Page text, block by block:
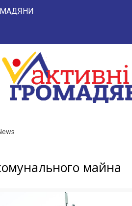
ГРОМАДЯНИ "НАРОД -
майна